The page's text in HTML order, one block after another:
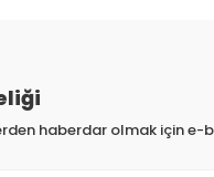
haberdar olmak için e-